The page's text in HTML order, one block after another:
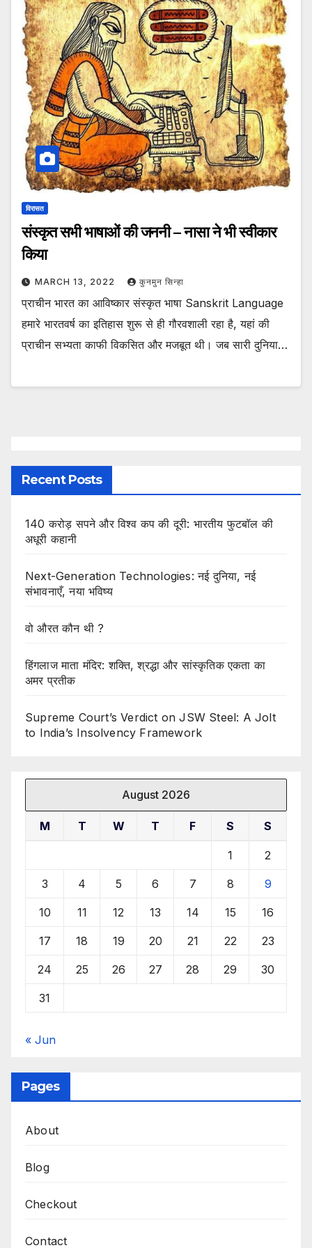
विरासत
संस्कृत सभी भाषाओं की जननी – नासा ने भी स्वीकार
किया
MARCH 13, 2022 कुनमुन सिन्हा
प्राचीन भारत का आविष्कार संस्कृत भाषा Sanskrit Language
हमारे भारतवर्ष का इतिहास शुरू से ही गौरवशाली रहा है, यहां की
प्राचीन सभ्यता काफी विकसित और मजबूत थी। जब सारी दुनिया…
Recent Posts
140 करोड़ सपने और विश्व कप की दूरी: भारतीय फुटबॉल की
अधूरी कहानी
Next-Generation Technologies: नई दुनिया, नई
संभावनाएँ, नया भविष्य
वो औरत कौन थी ?
हिंगलाज माता मंदिर: शक्ति, श्रद्धा और सांस्कृतिक एकता का
अमर प्रतीक
Supreme Court’s Verdict on JSW Steel: A Jolt
to India’s Insolvency Framework
August 2026
M T W T F S S
1 2
3 4 5 6 7 8 9
10 11 12 13 14 15 16
17 18 19 20 21 22 23
24 25 26 27 28 29 30
31
« Jun
Pages
About
Blog
Checkout
Contact